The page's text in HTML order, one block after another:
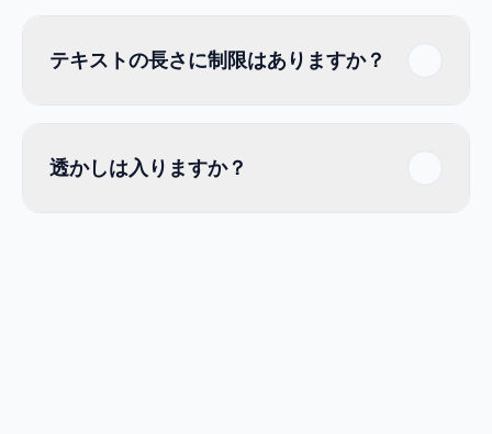
テキストの長さに制限はありますか？
透かしは入りますか？